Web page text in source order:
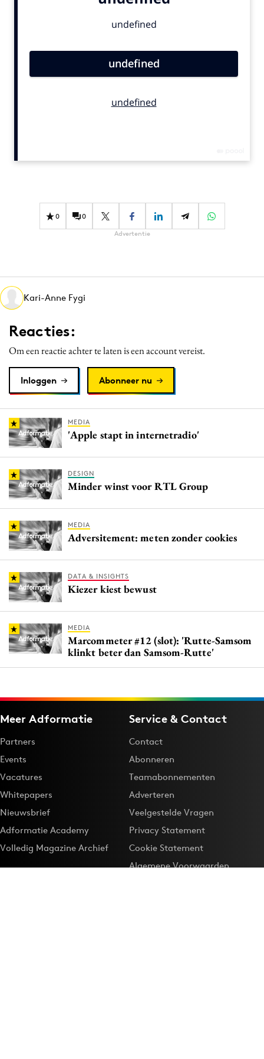
Gedragsverandering
Influencer marketing
Media
Merkstrategie
PR
Programmatic
Purpose Marketing
Reputatie & crisis
0 0
Advertentie
Kari-Anne Fygi
Reacties:
Om een reactie achter te laten is een account vereist.
Inloggen Abonneer nu
MEDIA
'Apple stapt in internetradio'
DESIGN
Minder winst voor RTL Group
MEDIA
Adversitement: meten zonder cookies
DATA & INSIGHTS
Kiezer kiest bewust
MEDIA
Marcommeter #12 (slot): 'Rutte-Samsom
klinkt beter dan Samsom-Rutte'
Meer Adformatie
Partners
Events
Vacatures
Whitepapers
Nieuwsbrief
Adformatie Academy
Volledig Magazine Archief
Service & Contact
Contact
Abonneren
Teamabonnementen
Adverteren
Veelgestelde Vragen
Privacy Statement
Cookie Statement
Algemene Voorwaarden